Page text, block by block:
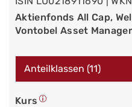
Aktienfonds All Cap,
Vontobel Asset
Anteilklassen (11)
Kurs